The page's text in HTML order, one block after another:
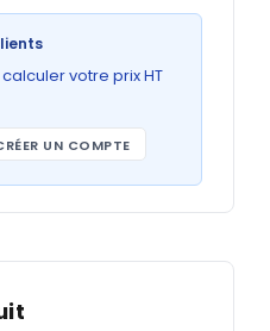
votre prix HT
UN COMPTE